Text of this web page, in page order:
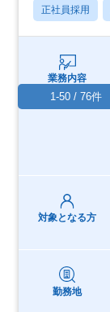
正社員採用
業務内容
対象となる方
勤務地
1-50 / 76件